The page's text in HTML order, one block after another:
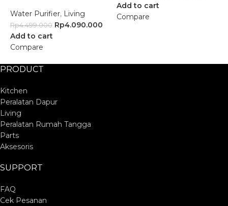
Water Purifier, Living
Rp4.499.000 Rp4.090.000
Add to cart
Compare
Add to cart
Compare
PRODUCT
Kitchen
Peralatan Dapur
Living
Peralatan Rumah Tangga
Parts
Aksesoris
SUPPORT
FAQ
Cek Pesanan